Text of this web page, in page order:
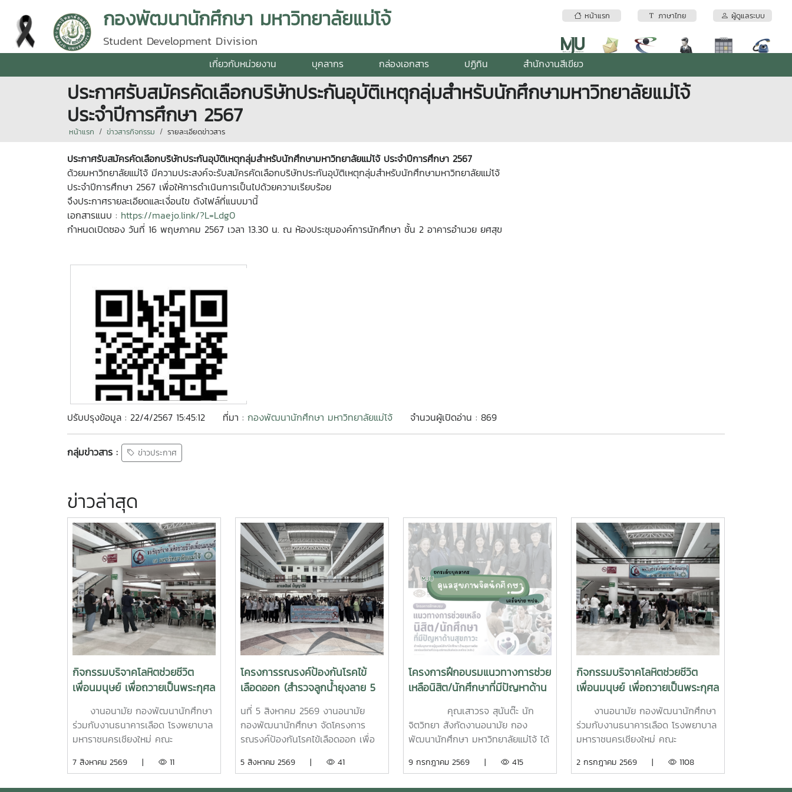
หน้าแรก ภาษาไทย ผู้ดูแลระบบ
กองพัฒนานักศึกษา มหาวิทยาลัยแม่โจ้
Student Development Division
เกี่ยวกับหน่วยงาน บุคลากร กล่องเอกสาร ปฏิทิน สำนักงานสีเขียว
ประกาศรับสมัครคัดเลือกบริษัทประกันอุบัติเหตุกลุ่มสำหรับนักศึกษามหาวิทยาลัยแม่โจ้
ประจำปีการศึกษา 2567
หน้าแรก ข่าวสารกิจกรรม รายละเอียดข่าวสาร
ประกาศรับสมัครคัดเลือกบริษัทประกันอุบัติเหตุกลุ่มสำหรับนักศึกษามหาวิทยาลัยแม่โจ้ ประจำปีการศึกษา 2567
ด้วยมหาวิทยาลัยแม่โจ้ มีความประสงค์จะรับสมัครคัดเลือกบริษัทประกันอุบัติเหตุกลุ่มสำหรับนักศึกษามหาวิทยาลัยแม่โจ้
ประจำปีการศึกษา 2567 เพื่อให้การดำเนินการเป็นไปด้วยความเรียบร้อย
จึงประกาศรายละเอียดและเงื่อนไข ดังไฟล์ที่แนบมานี้
เอกสารแนบ : https://maejo.link/?L=Ldg0
กำหนดเปิดซอง วันที่ 16 พฤษภาคม 2567 เวลา 13.30 น. ณ ห้องประชุมองค์การนักศึกษา ชั้น 2 อาคารอำนวย ยศสุข
ปรับปรุงข้อมูล : 22/4/2567 15:45:12 ที่มา : กองพัฒนานักศึกษา มหาวิทยาลัยแม่โจ้ จำนวนผู้เปิดอ่าน : 869
กลุ่มข่าวสาร : ข่าวประกาศ
ข่าวล่าสุด
กิจกรรมบริจาคโลหิตช่วยชีวิต
เพื่อนมนุษย์ เพื่อถวายเป็นพระกุศล
แด่ สมเด็จพระเจ้าลูกเธอ เจ้าฟ้า
พัชรกิติยาภา นเรนทิราเทพยวดี
กรมหลวงราช สาริณีสิริพัชร มหา
งานอนามัย กองพัฒนานักศึกษา
ร่วมกับงานธนาคารเลือด โรงพยาบาล
มหาราชนครเชียงใหม่ คณะ
เปิดบริการรับบริจาคโลหิตช่วยชีวิต
7 สิงหาคม 2569 | 11
โครงการรณรงค์ป้องกันโรคไข้
เลือดออก (สำรวจลูกน้ำยุงลาย 5
สค.69)
นที่ 5 สิงหาคม 2569 งานอนามัย
กองพัฒนานักศึกษา จัดโครงการ
รณรงค์ป้องกันโรคไข้เลือดออก เพื่อ
การระบาดของโรคไข้เลือดออก โดยได้
5 สิงหาคม 2569 | 41
โครงการฝึกอบรมแนวทางการช่วย
เหลือนิสิต/นักศึกษาที่มีปัญหาด้าน
สุขภาวะ สำหรับบุคลากรผู้ปฏิบัติ
งานด้านสุขภาพจิต
คุณเสาวรจ สุนันต๊ะ นัก
จิตวิทยา สังกัดงานอนามัย กอง
พัฒนานักศึกษา มหาวิทยาลัยแม่โจ้ ได้
แนวทางการช่วยเหลือนิสิต/นักศึกษาที่
9 กรกฎาคม 2569 | 415
กิจกรรมบริจาคโลหิตช่วยชีวิต
เพื่อนมนุษย์ เพื่อถวายเป็นพระกุศล
แด่ สมเด็จพระเจ้าลูกเธอ เจ้าฟ้า
พัชรกิติยาภา นเรนทิราเทพยวดี
กรมหลวงราช สาริณีสิริพัชร มหา
งานอนามัย กองพัฒนานักศึกษา
ร่วมกับงานธนาคารเลือด โรงพยาบาล
มหาราชนครเชียงใหม่ คณะ
เปิดบริการรับบริจาคโลหิตช่วยชีวิต
2 กรกฎาคม 2569 | 1108